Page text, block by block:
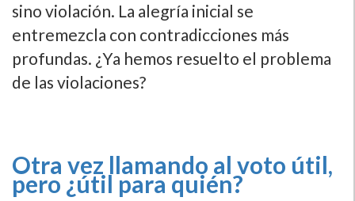
sino violación. La alegrí­a inicial se
entremezcla con contradicciones más
profundas. ¿Ya hemos resuelto el problema
de las violaciones?
Otra vez llamando al voto útil,
pero ¿útil para quién?